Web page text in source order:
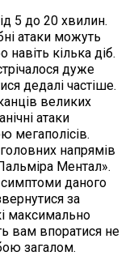
5 до 20 хвилин.
атаки можуть
навіть кілька діб.
дуже
дедалі частіше.
великих
атаки
мегаполісів.
напрямів
Ментал».
даного
за
максимально
вам впоратися не
загалом.